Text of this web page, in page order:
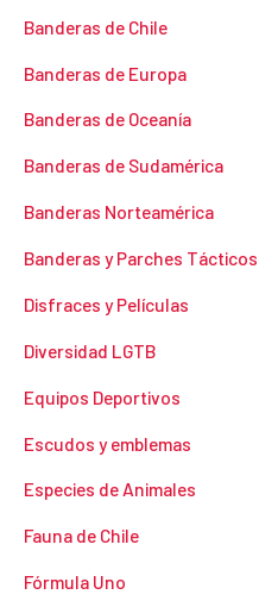
Banderas de Chile
Banderas de Europa
Banderas de Oceanía
Banderas de Sudamérica
Banderas Norteamérica
Banderas y Parches Tácticos
Disfraces y Películas
Diversidad LGTB
Equipos Deportivos
Escudos y emblemas
Especies de Animales
Fauna de Chile
Fórmula Uno